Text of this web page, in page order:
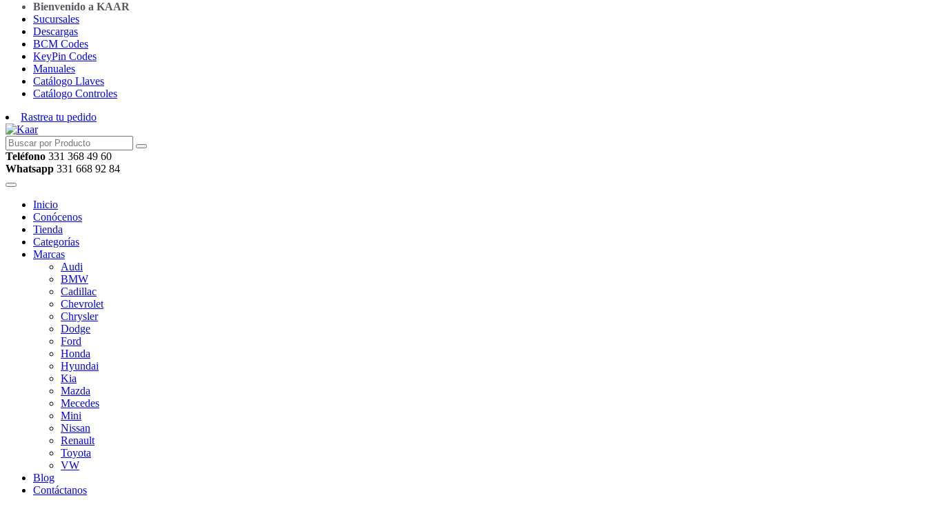
Bienvenido a KAAR
Sucursales
Descargas
BCM Codes
KeyPin Codes
Manuales
Catálogo Llaves
Catálogo Controles
Rastrea tu pedido
Teléfono 331 368 49 60
Whatsapp 331 668 92 84
Inicio
Conócenos
Tienda
Categorías
Marcas
Audi
BMW
Cadillac
Chevrolet
Chrysler
Dodge
Ford
Honda
Hyundai
Kia
Mazda
Mecedes
Mini
Nissan
Renault
Toyota
VW
Blog
Contáctanos